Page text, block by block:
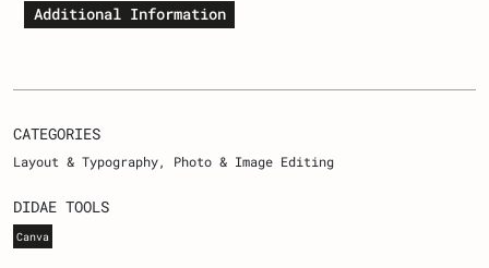
Additional Information
CATEGORIES
Layout & Typography Photo & Image Editing
DIDAE TOOLS
Canva